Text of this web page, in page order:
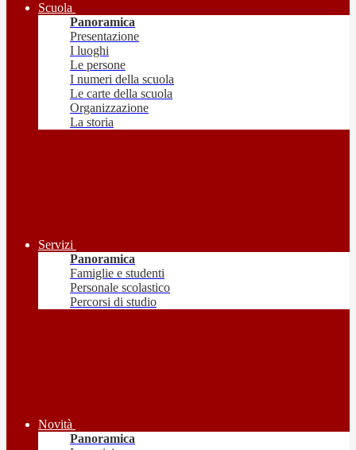
Scuola
Panoramica
Presentazione
I luoghi
Le persone
I numeri della scuola
Le carte della scuola
Organizzazione
La storia
Servizi
Panoramica
Famiglie e studenti
Personale scolastico
Percorsi di studio
Novità
Panoramica